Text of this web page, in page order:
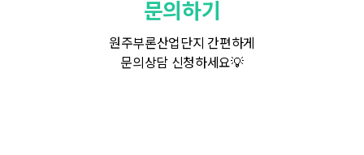
문의하기
원주부론산업단지 간편하게
문의상담 신청하세요💡